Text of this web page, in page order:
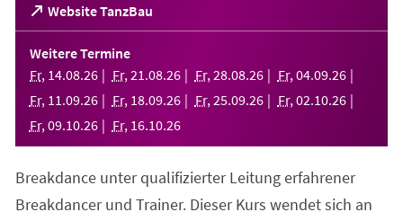
Website TanzBau
(Öffnet
in
einem
neuen
Tab)
Weitere Termine
Fr, 14.08.26 Fr, 21 .08.26 Fr, 28.08.26 Fr, 04.09.26
Fr, 11 .09.26 Fr, 18.09.26 Fr, 25.09.26 Fr, 02.10.26
Fr, 09.10.26 Fr, 16.10.26
Breakdance unter qualifizierter Leitung erfahrener
Breakdancer und Trainer. Dieser Kurs wendet sich an